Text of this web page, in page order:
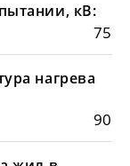
кВ:
75
нагрева
90